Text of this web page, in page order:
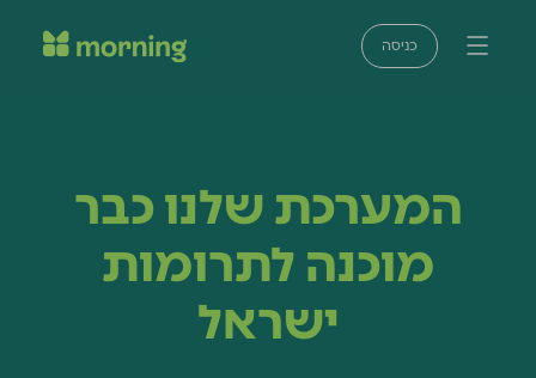
כניסה
המערכת שלנו כבר
מוכנה לתרומות
ישראל